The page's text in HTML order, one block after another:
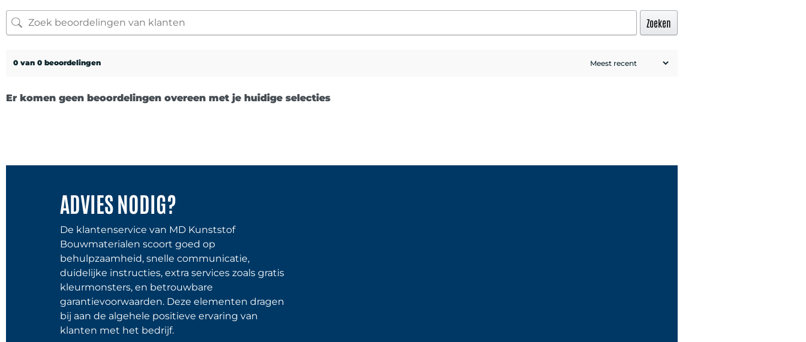
Zoeken
0 van 0 beoordelingen
Er komen geen beoordelingen overeen met je huidige selecties
ADVIES NODIG?
De klantenservice van MD Kunststof
Bouwmaterialen scoort goed op
behulpzaamheid, snelle communicatie,
duidelijke instructies, extra services zoals gratis
kleurmonsters, en betrouwbare
garantievoorwaarden. Deze elementen dragen
bij aan de algehele positieve ervaring van
klanten met het bedrijf.